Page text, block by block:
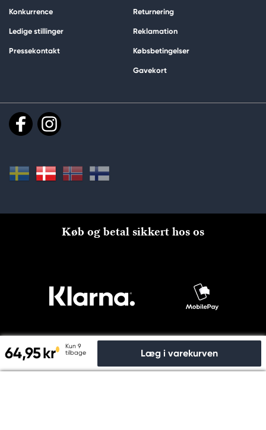
64,95 kr
Kun 9
tilbage
Læg i varekurven
Konkurrence
Ledige stillinger
Pressekontakt
Returnering
Reklamation
Købsbetingelser
Gavekort
Køb og betal sikkert hos os